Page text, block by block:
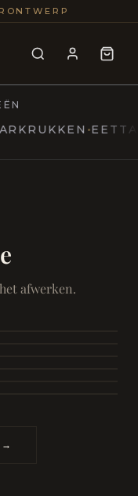
25+
EETTAFELS
afwerken.
→